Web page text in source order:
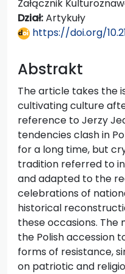
Załącznik
Dział:Artykuły
https://doi.org/
Abstrakt
The article takes the
cultivating culture
reference to Jerzy
tendencies clash in
for a long time, but
tradition referred to
and adapted to the
celebrations of
historical
these occasions.
the Polish accession
forms of resistance,
on patriotic and